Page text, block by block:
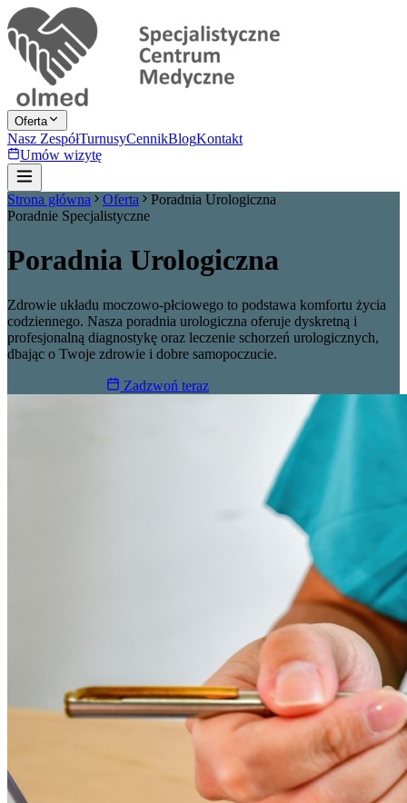
Oferta
Nasz ZespółTurnusyCennikBlogKontakt
Umów wizytę
Strona główna Oferta
Poradnia Urologiczna
Poradnie Specjalistyczne
Poradnia Urologiczna
Zdrowie układu moczowo-płciowego to podstawa komfortu życia
codziennego. Nasza poradnia urologiczna oferuje dyskretną i
profesjonalną diagnostykę oraz leczenie schorzeń urologicznych,
dbając o Twoje zdrowie i dobre samopoczucie.
Zadzwoń teraz